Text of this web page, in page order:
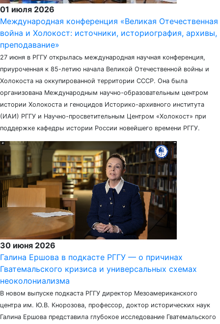
01 июля 2026
Международная конференция «Великая Отечественная
война и Холокост: источники, историография, архивы,
преподавание»
27 июня в РГГУ открылась международная научная конференция,
приуроченная к 85-летию начала Великой Отечественной войны и
Холокоста на оккупированной территории СССР. Она была
организована Международным научно-образовательным центром
истории Холокоста и геноцидов Историко-архивного института
(ИАИ) РГГУ и Научно-просветительным Центром «Холокост» при
поддержке кафедры истории России новейшего времени РГГУ.
30 июня 2026
Галина Ершова в подкасте РГГУ — о причинах
Гватемальского кризиса и универсальных схемах
неоколониализма
В новом выпуске подкаста РГГУ директор Мезоамериканского
центра им. Ю.В. Кнорозова, профессор, доктор исторических наук
Галина Ершова представила глубокое исследование Гватемальского